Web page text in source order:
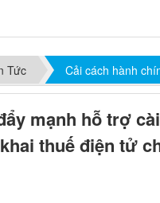
Tức Cải cách hành
mạnh hỗ trợ
thuế điện tử